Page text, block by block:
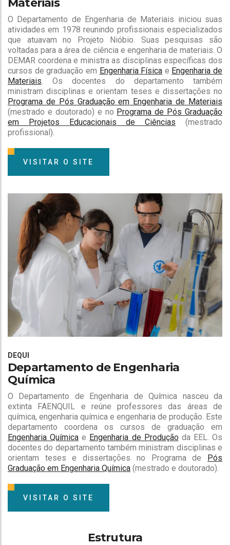
Materiais
O Departamento de Engenharia de Materiais iniciou suas
atividades em 1978 reunindo profissionais especializados
que atuavam no Projeto Nióbio. Suas pesquisas são
voltadas para a área de ciência e engenharia de materiais. O
DEMAR coordena e ministra as disciplinas específicas dos
cursos de graduação em Engenharia Física e Engenharia de
Materiais. Os docentes do departamento também
ministram disciplinas e orientam teses e dissertações no
Programa de Pós Graduação em Engenharia de Materiais
(mestrado e doutorado) e no Programa de Pós Graduação
em Projetos Educacionais de Ciências (mestrado
profissional).
VISITAR O SITE
DEQUI
Departamento de Engenharia
Química
O Departamento de Engenharia de Química nasceu da
extinta FAENQUIL e reúne professores das áreas de
química, engenharia química e engenharia de produção. Este
departamento coordena os cursos de graduação em
Engenharia Química e Engenharia de Produçãoda EEL. Os
docentes do departamento também ministram disciplinas e
orientam teses e dissertações no Programa de Pós
Graduação em Engenharia Química (mestrado e doutorado).
VISITAR O SITE
Estrutura